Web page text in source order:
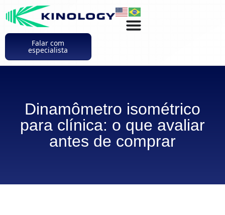
Falar com
especialista
Dinamômetro isométrico
para clínica: o que avaliar
antes de comprar